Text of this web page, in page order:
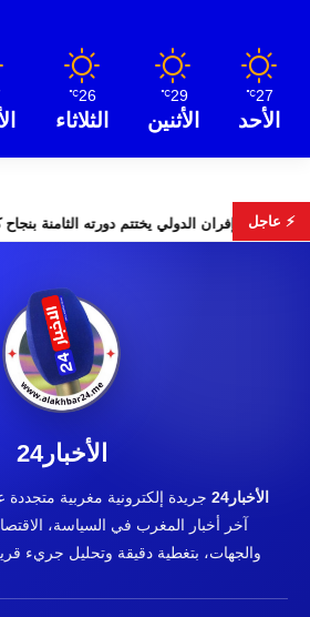
27
℃
الأحد
29
℃
الأثنين
26
℃
الثلاثاء
⚡ عاجل مهرجان إفران الدولي يختتم
الأخبار24
الأخبار24
جريدة إلكترونية مغربية
آخر أخبار المغرب في السياسة،
والجهات، بتغطية دقيقة وتحليل جريء